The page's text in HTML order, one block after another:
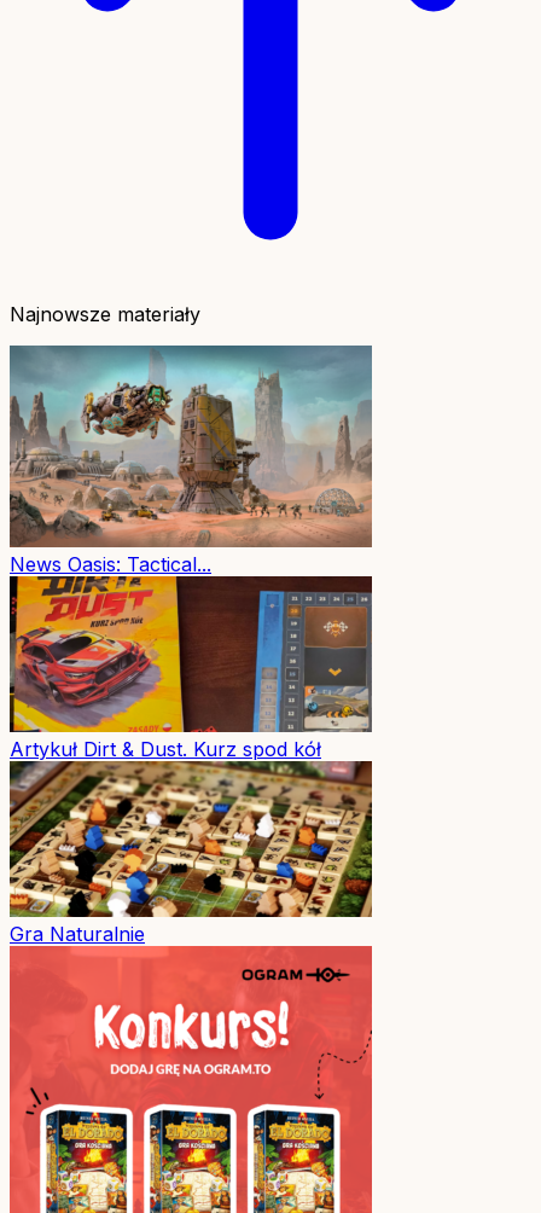
Najnowsze materiały
News Oasis: Tactical...
Artykuł Dirt & Dust. Kurz spod kół
Gra Naturalnie